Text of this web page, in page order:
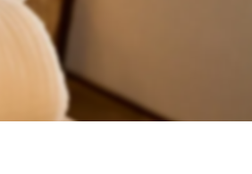
卒業生の声
受講料のお支払方法
W資格と就職サポート